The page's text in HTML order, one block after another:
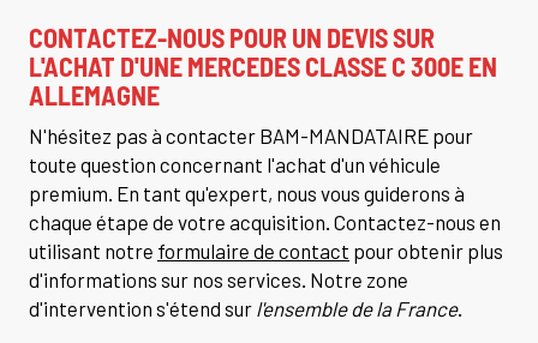
CONTACTEZ-NOUS POUR UN DEVIS SUR
L'ACHAT D'UNE MERCEDES CLASSE C 300E EN
ALLEMAGNE
N'hésitez pas à contacter BAM-MANDATAIRE pour
toute question concernant l'achat d'un véhicule
premium. En tant qu'expert, nous vous guiderons à
chaque étape de votre acquisition. Contactez-nous en
utilisant notre formulaire de contact pour obtenir plus
d'informations sur nos services. Notre zone
d'intervention s'étend sur l'ensemble de la France.